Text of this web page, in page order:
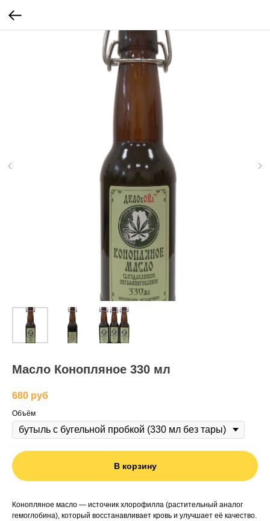
Масло Конопляное 330 мл
680 руб
Объём
В корзину
Конопляное масло — источник хлорофилла (растительный аналог
гемоглобина), который восстанавливает кровь и улучшает её качество.